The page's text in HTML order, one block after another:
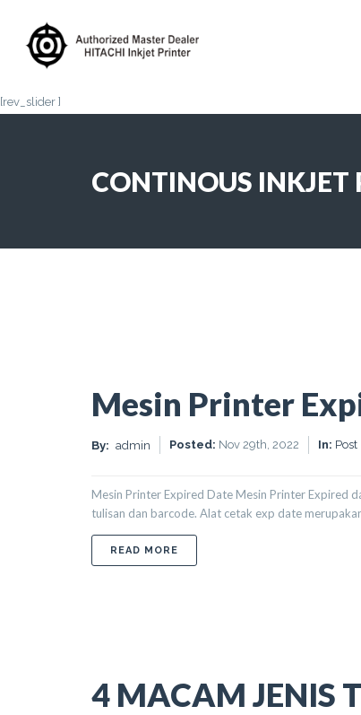
[rev_slider ]
CONTINOUS INKJET
Mesin Printer
By: admin Posted: Nov 29th, 2022 In: Post
Mesin Printer Expired Date Mesin Printer Expired
tulisan dan barcode. Alat cetak exp date
READ MORE
4 MACAM JENIS